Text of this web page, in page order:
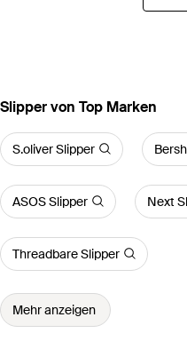
Slipper von Top Marken
S.oliver Slipper
ASOS Slipper Next
Threadbare Slipper
Mehr anzeigen